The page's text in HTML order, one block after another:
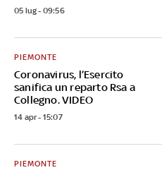
05 lug - 09:56
Coronavirus, l’Esercito
sanifica un reparto Rsa a
Collegno. VIDEO
PIEMONTE
14 apr - 15:07
PIEMONTE